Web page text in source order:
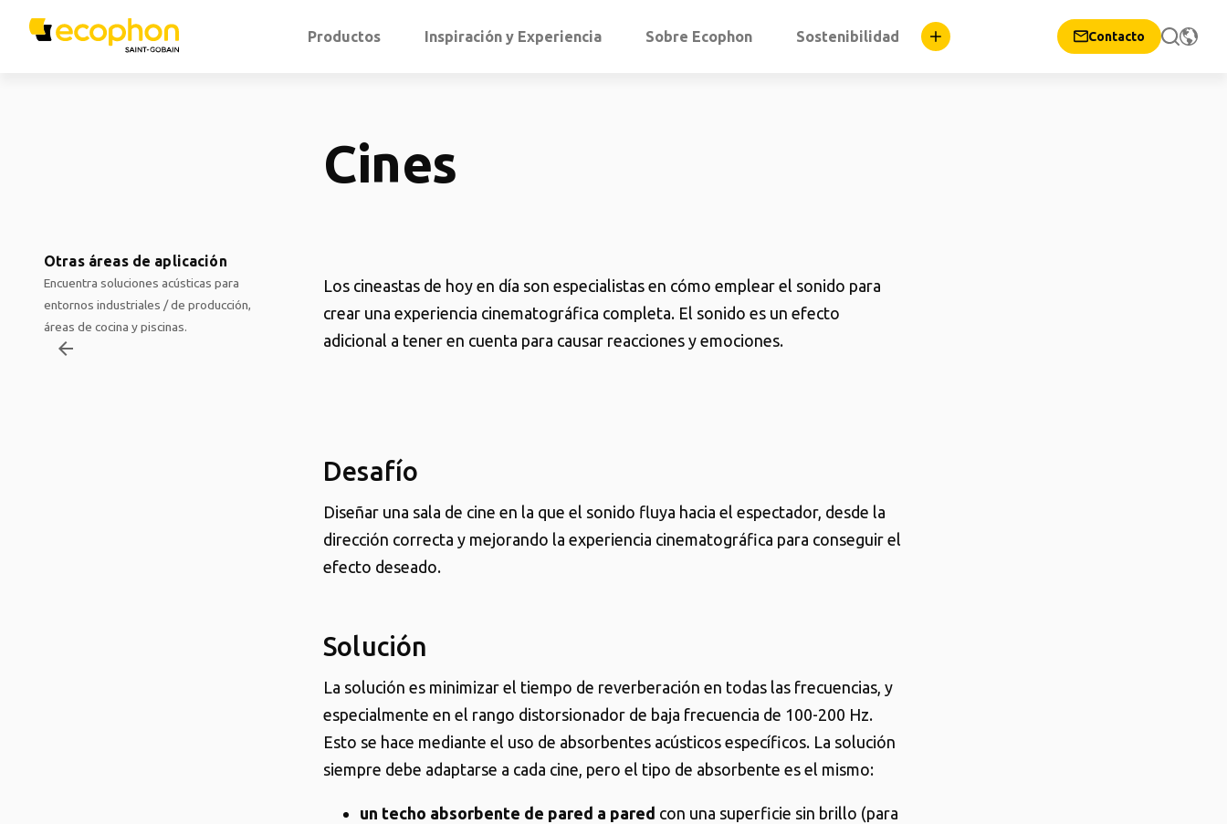
Productos Inspiración y Experiencia Sobre Ecophon Sostenibilidad Contacto
Cines
Otras áreas de aplicación
Encuentra soluciones acústicas para
entornos industriales / de producción,
áreas de cocina y piscinas.
arrow_backward
Los cineastas de hoy en día son especialistas en cómo emplear el sonido para
crear una experiencia cinematográfica completa. El sonido es un efecto
adicional a tener en cuenta para causar reacciones y emociones.
Desafío
Diseñar una sala de cine en la que el sonido fluya hacia el espectador, desde la
dirección correcta y mejorando la experiencia cinematográfica para conseguir el
efecto deseado.
Solución
La solución es minimizar el tiempo de reverberación en todas las frecuencias, y
especialmente en el rango distorsionador de baja frecuencia de 100-200 Hz.
Esto se hace mediante el uso de absorbentes acústicos específicos. La solución
siempre debe adaptarse a cada cine, pero el tipo de absorbente es el mismo:
un techo absorbente de pared a pared con una superficie sin brillo (para